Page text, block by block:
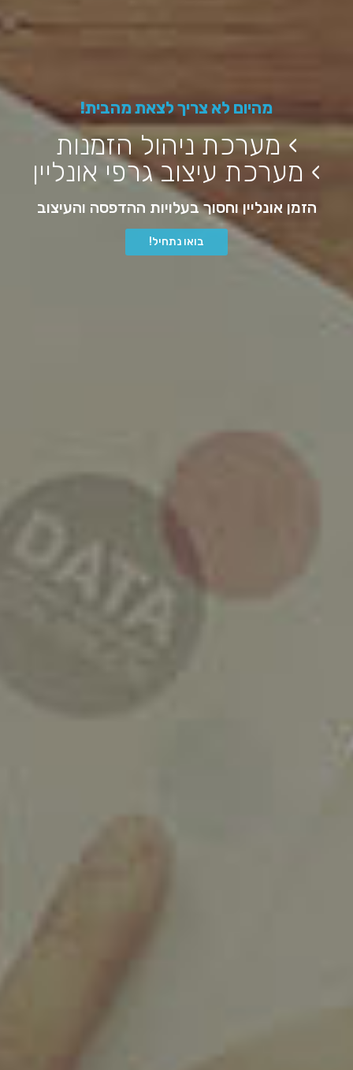
מהיום לא צריך לצאת מהבית!
הזמן אונליין וחסוך בעלויות ההדפסה והעיצוב
בואו נתחיל!
› מערכת ניהול הזמנות
› מערכת עיצוב גרפי אונליין